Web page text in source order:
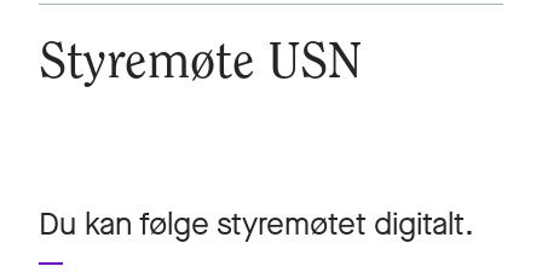
Styremøte USN
Du kan følge styremøtet digitalt.